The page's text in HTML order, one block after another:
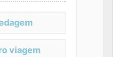
viagem